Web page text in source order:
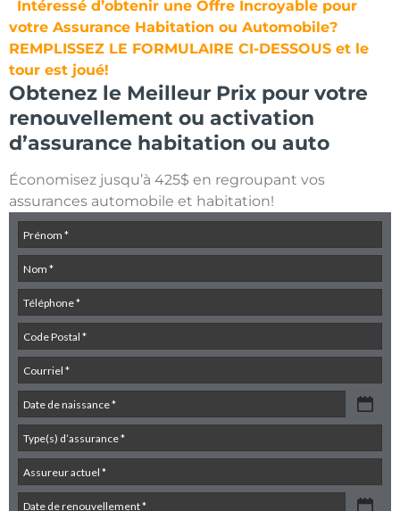
Intéressé d’obtenir une Offre Incroyable pour
votre Assurance Habitation ou Automobile?
REMPLISSEZ LE FORMULAIRE CI-DESSOUS et le
tour est joué!
Obtenez le Meilleur Prix pour votre
renouvellement ou activation
d’assurance habitation ou auto
Économisez jusqu’à 425$ en regroupant vos
assurances automobile et habitation!